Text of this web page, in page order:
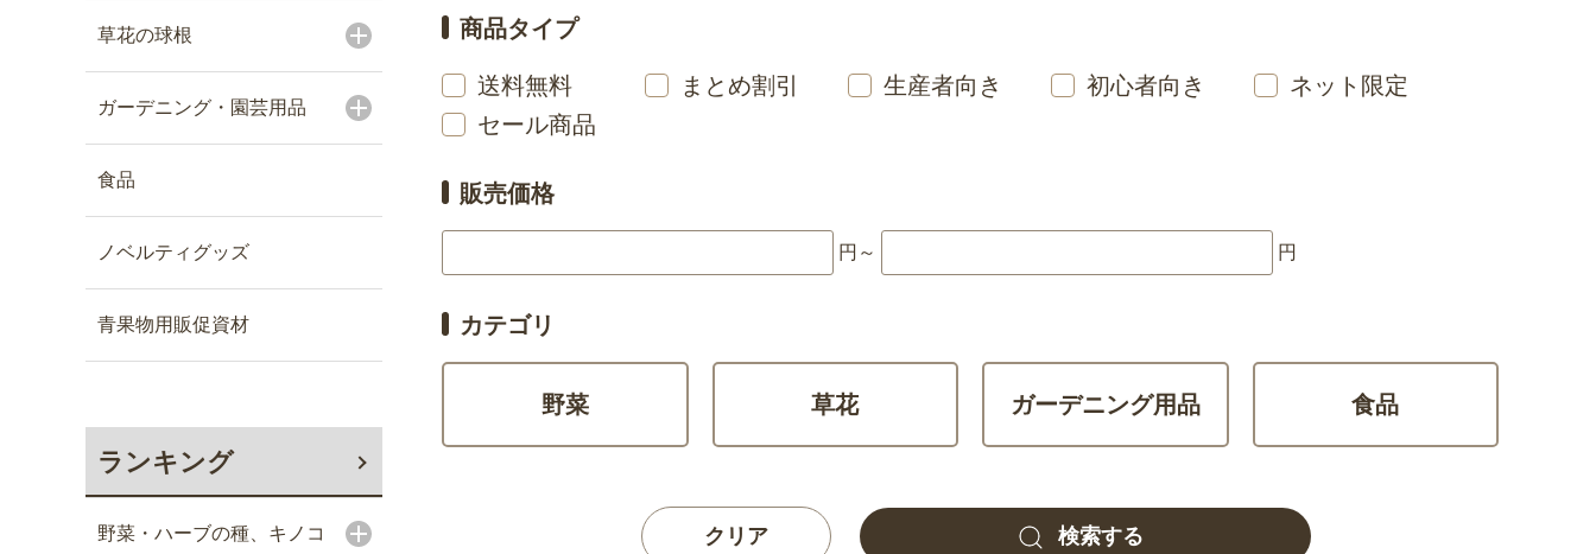
草花の球根
ガーデニング・園芸用品
食品
ノベルティグッズ
青果物用販促資材
ランキング
野菜・ハーブの種、キノコ
商品タイプ
送料無料 まとめ割引 生産者向き 初心者向き
ネット限定
セール商品
販売価格
円～ 円
カテゴリ
野菜 草花 ガーデニング用品 食品